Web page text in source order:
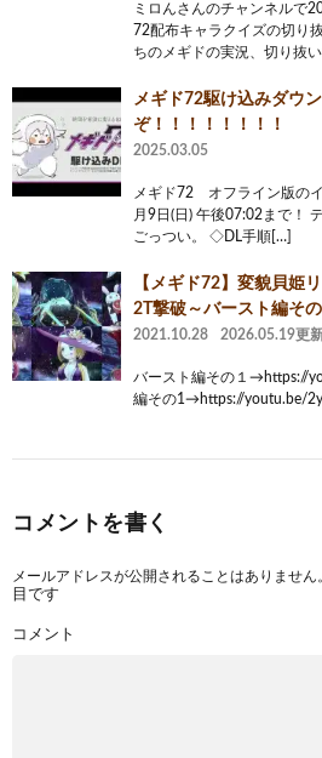
ミロんさんのチャンネルで
72配布キャラクイズの切り
ちのメギドの実況、切り抜
メギド72駆け込みダウ
ぞ！！！！！！！！
2025.03.05
メギド72 オフライン版の
月9日(日) 午後07:02まで！
ごっつい。 ◇DL手順[…]
【メギド72】変貌貝姫
2T撃破～バースト編そ
2021.10.28 2026.05.19更
バースト編その１→https://
編その1→https://youtu.be/
コメントを書く
メールアドレスが公開されることはありません
目です
コメント